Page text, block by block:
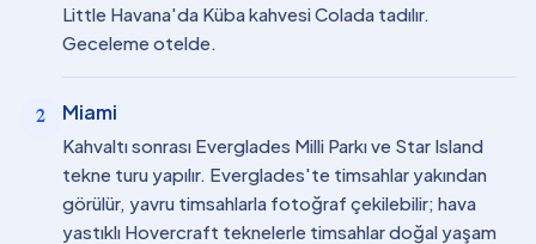
Little Havana'da Küba kahvesi Colada tadılır.
Geceleme otelde.
2 Miami
Kahvaltı sonrası Everglades Milli Parkı ve Star Island
tekne turu yapılır. Everglades'te timsahlar yakından
görülür, yavru timsahlarla fotoğraf çekilebilir; hava
yastıklı Hovercraft teknelerle timsahlar doğal yaşam